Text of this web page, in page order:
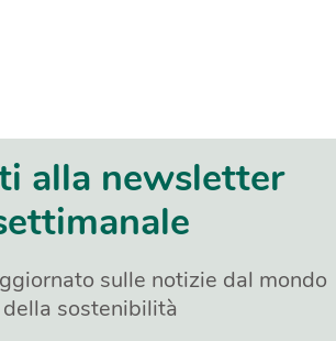
alla newsletter
sulle notizie dal mondo
della sostenibilità